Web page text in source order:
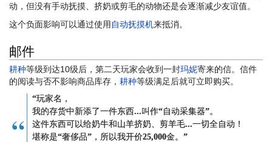
动，但没有手动抚摸、挤奶或剪毛的动物还是会逐渐减少友谊值。
这个负面影响可以通过使用 自动抚摸机来抵消。
邮件
耕种等级到达10级后，第二天玩家会收到一封玛妮寄来的信。信件
的阅读与否不影响商品库存， 耕种等级满足后就可立即购买。
“玩家名 ，
我的存货中新添了一件东西...叫作“自动采集器”。
这件东西可以给奶牛和山羊挤奶、剪羊毛...一切全自动！
堪称是“奢侈品”，所以我开价25,000金。”